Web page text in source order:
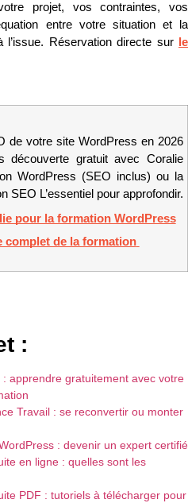
projet, vos contraintes, vos
entre votre situation et la
l’issue. Réservation directe sur
le
de votre site WordPress en 2026
découverte gratuit avec Coralie
WordPress (SEO inclus) ou la
SEO L’essentiel pour approfondir.
pour la formation WordPress
complet de la formation
:
apprendre gratuitement avec votre
Travail : se reconvertir ou monter
: devenir un expert certifié
en ligne : quelles sont les
PDF : tutoriels à télécharger pour